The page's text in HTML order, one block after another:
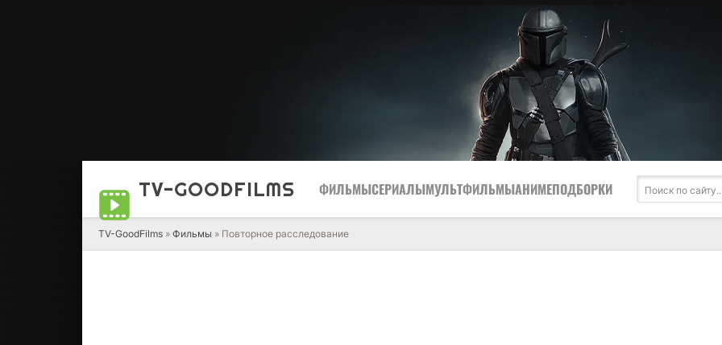
TV-GOODFILMS ФИЛЬМЫСЕРИАЛЫМУЛЬТФИЛЬМЫАНИМЕПОДБОРКИ
TV-GoodFilms » Фильмы » Повторное расследование